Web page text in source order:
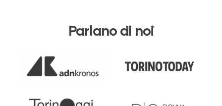
Parlano di noi